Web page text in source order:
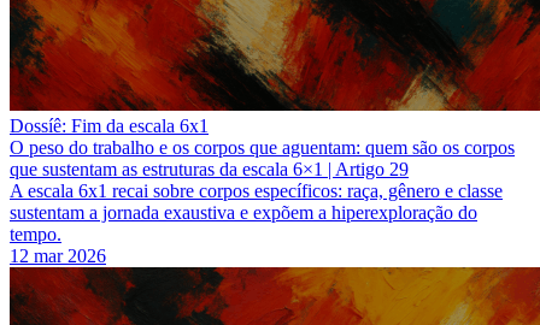
Dossíê: Fim da escala 6x1
O peso do trabalho e os corpos que aguentam: quem são os corpos
que sustentam as estruturas da escala 6×1 | Artigo 29
A escala 6x1 recai sobre corpos específicos: raça, gênero e classe
sustentam a jornada exaustiva e expõem a hiperexploração do
tempo.
12 mar 2026